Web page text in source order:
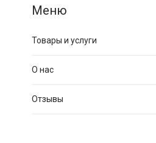
Товары и услуги
О нас
Отзывы